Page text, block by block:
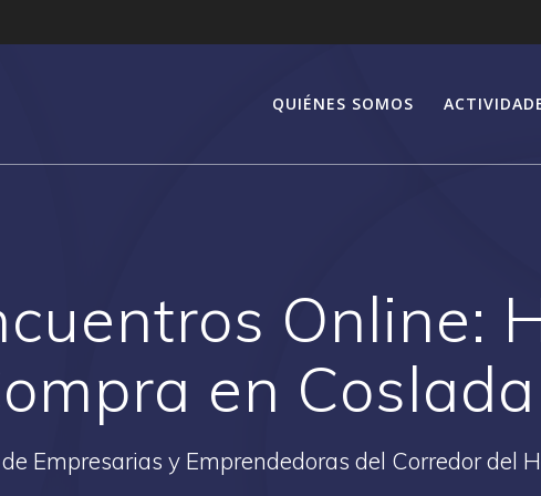
QUIÉNES SOMOS
Online:
en Coslada
Empresarias y Emprendedoras del Corredor del